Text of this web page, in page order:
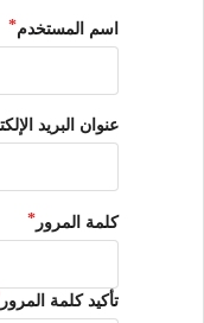
اسم المستخدم
عنوان البريد
كلمة المرور
تأكيد كلمة المرور